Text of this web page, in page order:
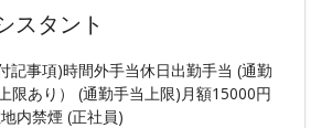
スタント
記事項)時間外手当休日出勤手当 (通勤
限あり） (通勤手当上限)月額15000円
内禁煙 (正社員)